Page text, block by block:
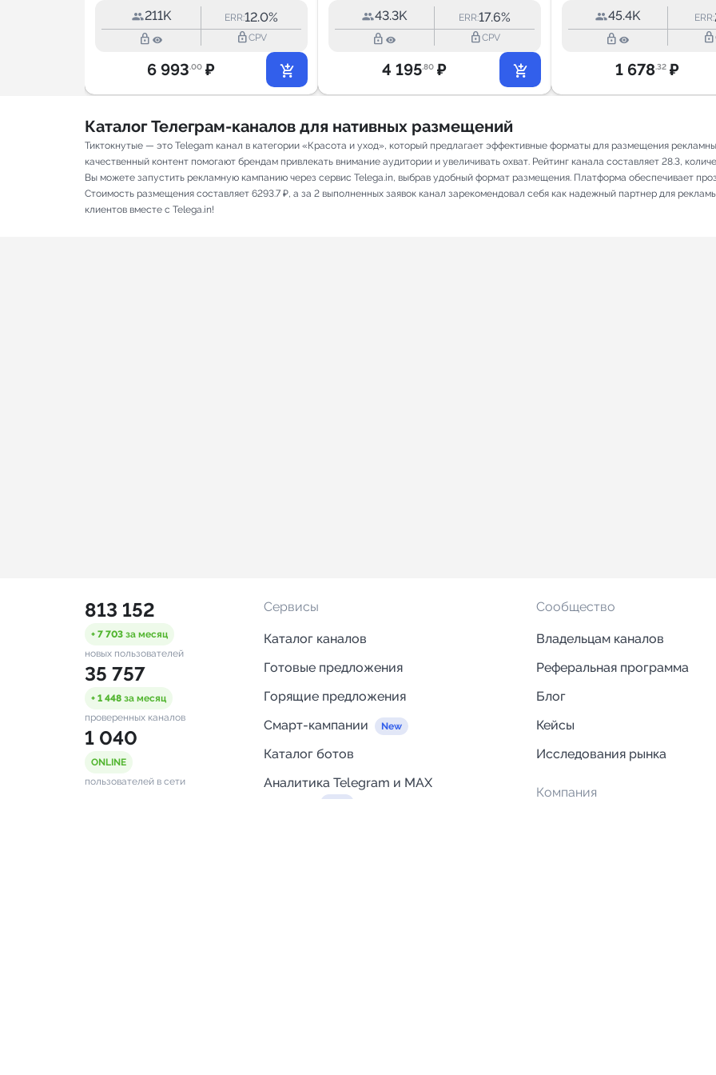
211K ERR:12.0%
lock_outline lock_outlineCPV
6 993.00 ₽
43.3K ERR:17.6%
lock_outline lock_outlineCPV
4 195.80 ₽
45.4K ERR:
lock_outline lock_outline
1 678.32 ₽
Каталог Телеграм-каналов для нативных размещений
Тиктокнутые — это Telegam канал в категории «Красота и уход», который предлагает эффективные форматы для размещения
качественный контент помогают брендам привлекать внимание аудитории и увеличивать охват. Рейтинг канала составляет 28.3,
Вы можете запустить рекламную кампанию через сервис Telega.in, выбрав удобный формат размещения. Платформа обеспечивает
Стоимость размещения составляет 6293.7 ₽, а за 2 выполненных заявок канал зарекомендовал себя как надежный партнер для
клиентов вместе с Telega.in!
813 152
+ 7 703 за месяц
новых пользователей
35 757
+ 1 448 за месяц
проверенных каналов
1 040
ONLINE
пользователей в сети
Сервисы
Каталог каналов
Готовые предложения
Горящие предложения
Смарт-кампании
Каталог ботов
Аналитика Telegram и MAX
Сообщество
Владельцам каналов
Реферальная программа
Блог
Кейсы
Исследования рынка
Компания